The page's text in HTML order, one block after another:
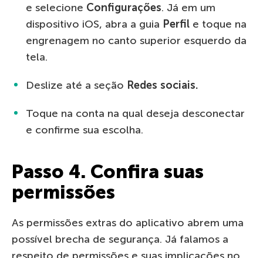
e selecione Configurações. Já em um
dispositivo iOS, abra a guia Perfil e toque na
engrenagem no canto superior esquerdo da
tela.
Deslize até a seção Redes sociais.
Toque na conta na qual deseja desconectar
e confirme sua escolha.
Passo 4. Confira suas
permissões
As permissões extras do aplicativo abrem uma
possível brecha de segurança. Já falamos a
respeito de permissões e suas implicações no